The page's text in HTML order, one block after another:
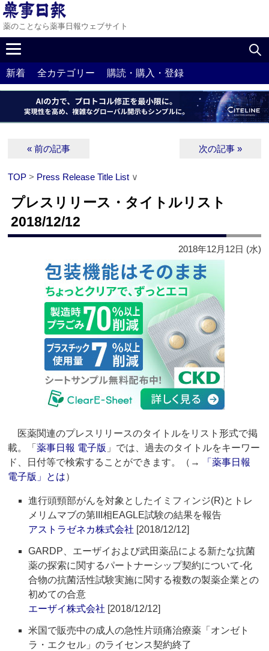
薬のことなら薬事日報ウェブサイト
新着 全カテゴリー 購読・購入・登録
« 前の記事 次の記事 »
TOP > Press Release Title List ∨
プレスリリース・タイトルリスト
2018/12/12
2018年12月12日 (水)
医薬関連のプレスリリースのタイトルをリスト形式で掲
載。「薬事日報 電子版 」では、過去のタイトルをキーワー
ド、日付等で検索することができます。（→
「薬事日報
電子版」とは）
進行頭頸部がんを対象としたイミフィンジ(R)とトレ
メリムマブの第III相EAGLE試験の結果を報告
アストラゼネカ株式会社 [2018/12/12]
GARDP、エーザイおよび武田薬品による新たな抗菌
薬の探索に関するパートナーシップ契約について‐化
合物の抗菌活性試験実施に関する複数の製薬企業との
初めての合意
エーザイ株式会社 [2018/12/12]
米国で販売中の成人の急性片頭痛治療薬「オンゼト
ラ・エクセル」のライセンス契約終了